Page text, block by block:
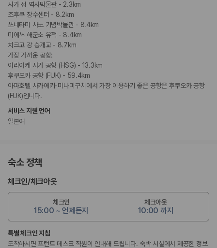
사가 성 역사박물관 - 2.3km
조후쿠 장수센터 - 8.2km
쓰네타미 사노 기념박물관 - 8.4km
미에쓰 해군소 유적 - 8.4km
치크고 강 승개교 - 8.7km
가장 가까운 공항:
아리아케 사가 공항 (HSG) - 13.3km
후쿠오카 공항 (FUK) - 59.4km
아파호텔 사가에키-미나미구치에서 가장 이용하기 좋은 공항은 후쿠오카 공항
(FUK)입니다.
서비스 지원 언어
일본어
숙소 정책
체크인/체크아웃
체크인
15:00 ~ 언제든지
체크아웃
10:00 까지
특별 체크인 지침
도착하시면 프런트 데스크 직원이 안내해 드립니다. 숙박 시설에서 제공한 정보